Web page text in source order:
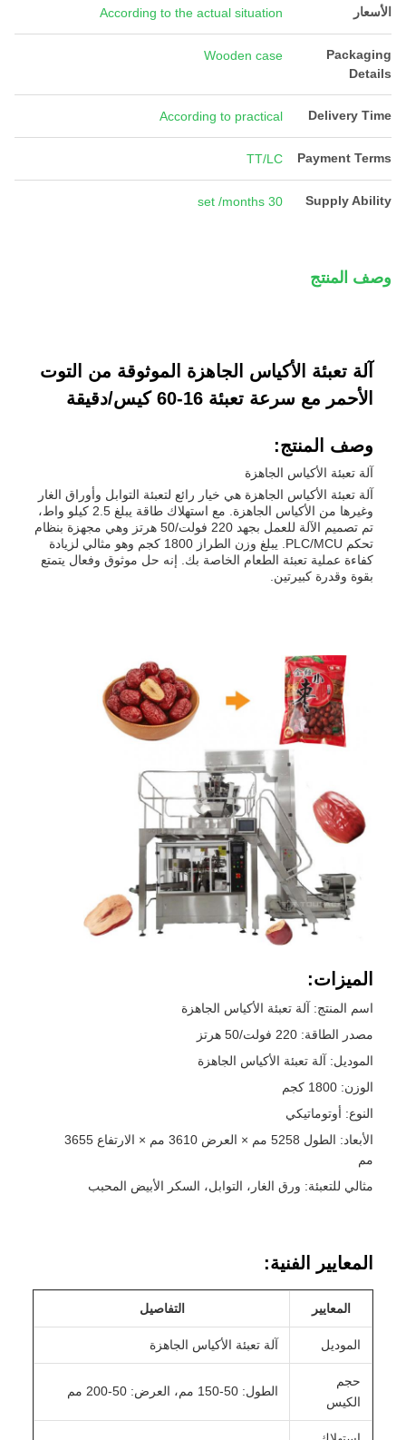
الأسعار According to the actual situation
Packaging
Details
Wooden case
Delivery Time
According to practical
Payment Terms
TT/LC
Supply Ability
30 set /months
وصف المنتج
آلة تعبئة الأكياس الجاهزة الموثوقة من التوت
الأحمر مع سرعة تعبئة 16-60 كيس/دقيقة
وصف المنتج:
آلة تعبئة الأكياس الجاهزة
آلة تعبئة الأكياس الجاهزة هي خيار رائع لتعبئة التوابل وأوراق الغار
وغيرها من الأكياس الجاهزة. مع استهلاك طاقة يبلغ 2.5 كيلو واط،
تم تصميم الآلة للعمل بجهد 220 فولت/50 هرتز وهي مجهزة بنظام
تحكم PLC/MCU. يبلغ وزن الطراز 1800 كجم وهو مثالي لزيادة
كفاءة عملية تعبئة الطعام الخاصة بك. إنه حل موثوق وفعال يتمتع
بقوة وقدرة كبيرتين.
الميزات:
اسم المنتج: آلة تعبئة الأكياس الجاهزة
مصدر الطاقة: 220 فولت/50 هرتز
الموديل: آلة تعبئة الأكياس الجاهزة
الوزن: 1800 كجم
النوع: أوتوماتيكي
الأبعاد: الطول 5258 مم × العرض 3610 مم × الارتفاع 3655
مم
مثالي للتعبئة: ورق الغار، التوابل، السكر الأبيض المحبب
المعايير الفنية:
المعايير التفاصيل
الموديل آلة تعبئة الأكياس الجاهزة
حجم
الكيس
الطول: 50-150 مم، العرض: 50-200 مم